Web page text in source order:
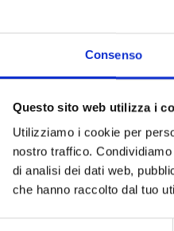
Consenso
Questo sito web utilizza i
Utilizziamo i cookie per
nostro traffico.
di analisi dei dati web,
che hanno raccolto dal tuo
Runsonlyfor